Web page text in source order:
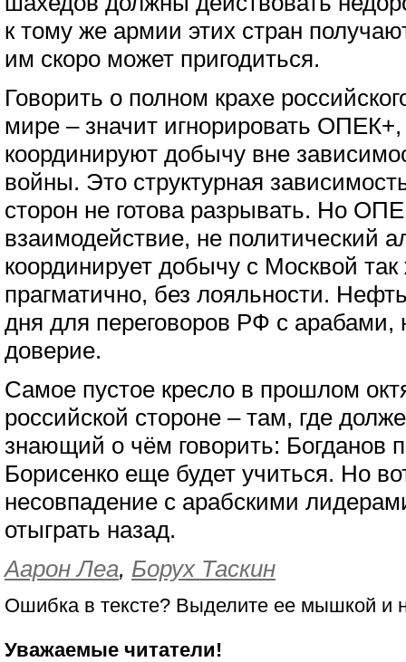
к тому же армии этих стран
им скоро может пригодиться.
Говорить о полном крахе
мире – значит игнорировать
координируют добычу вне
войны. Это структурная
сторон не готова разрывать. Но
взаимодействие, не политический
координирует добычу с Москвой
прагматично, без лояльности.
дня для переговоров РФ с арабами,
доверие.
Самое пустое кресло в прошлом
российской стороне – там, где
знающий о чём говорить: Богданов
Борисенко еще будет учиться. Но
несовпадение с арабскими
отыграть назад.
Аарон Леа, Борух Таскин
Ошибка в тексте? Выделите ее мышкой и
Уважаемые читатели!